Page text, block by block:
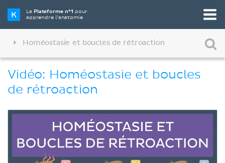
La Plateforme n°1 pour
apprendre l’anatomie
Homéostasie et boucles de rétroaction
Vidéo: Homéostasie et boucles
de rétroaction